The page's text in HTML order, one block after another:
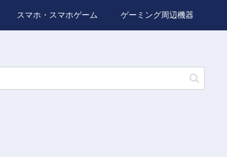
スマホ・スマホゲーム ゲーミング周辺機器